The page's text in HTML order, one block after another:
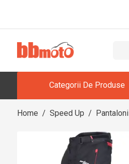
Categorii De Produse
Home / Speed Up / Pantaloni